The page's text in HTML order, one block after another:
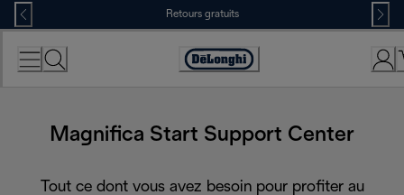
Skip
to
Content
Retours gratuits
Déclaration
Magnifica Start Support Center
Tout ce dont vous avez besoin pour profiter au